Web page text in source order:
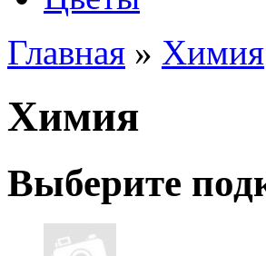
Главная » Химия
Химия
Выберите